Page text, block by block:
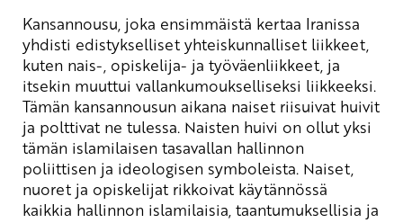
Kansannousu, joka ensimmäistä kertaa Iranissa
yhdisti edistykselliset yhteiskunnalliset liikkeet,
kuten nais-, opiskelija- ja työväenliikkeet, ja
itsekin muuttui vallankumoukselliseksi liikkeeksi.
Tämän kansannousun aikana naiset riisuivat huivit
ja polttivat ne tulessa. Naisten huivi on ollut yksi
tämän islamilaisen tasavallan hallinnon
poliittisen ja ideologisen symboleista. Naiset,
nuoret ja opiskelijat rikkoivat käytännössä
kaikkia hallinnon islamilaisia, taantumuksellisia ja